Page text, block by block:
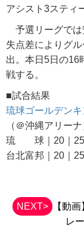
アシスト3スティ
予選リーグでは
失点差によりグ
出。本日5日の16
戦する。
■試合結果
琉球ゴールデンキ
（＠沖縄アリーナ
琉 球｜20｜25
台北富邦｜20｜
NEXT>
【動
レ